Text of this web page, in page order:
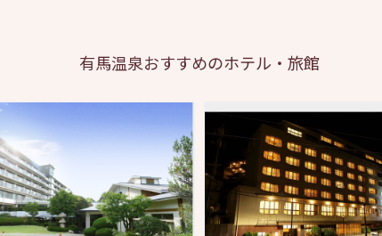
有馬温泉おすすめのホテル・旅館